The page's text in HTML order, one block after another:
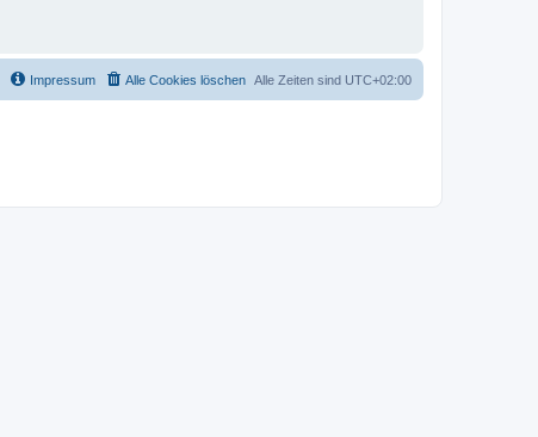
Alle Zeiten sind UTC+02:00
Alle Cookies löschen
Impressum